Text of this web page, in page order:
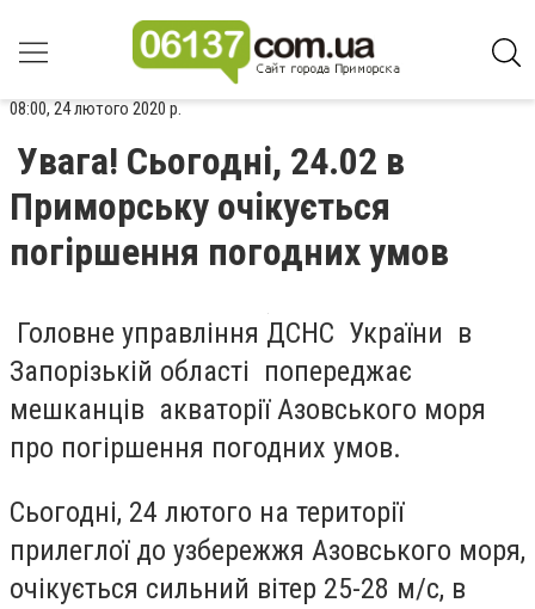
08:00, 24 лютого 2020 р.
Увага! Сьогодні, 24.02 в
Приморську очікується
погіршення погодних умов
Головне управління ДСНС України в
Запорізькій області попереджає
мешканців акваторії Азовського моря
про погіршення погодних умов.
Сьогодні, 24 лютого на території
прилеглої до узбережжя Азовського моря,
очікується сильний вітер 25-28 м/с, в